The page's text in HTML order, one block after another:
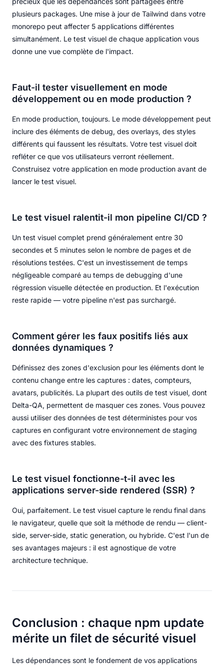
plusieurs packages. Une mise à jour de Tailwind dans votre
monorepo peut affecter 5 applications différentes
simultanément. Le test visuel de chaque application vous
donne une vue complète de l'impact.
Faut-il tester visuellement en mode
développement ou en mode production ?
En mode production, toujours. Le mode développement peut
inclure des éléments de debug, des overlays, des styles
différents qui faussent les résultats. Votre test visuel doit
refléter ce que vos utilisateurs verront réellement.
Construisez votre application en mode production avant de
lancer le test visuel.
Le test visuel ralentit-il mon pipeline CI/CD ?
Un test visuel complet prend généralement entre 30
secondes et 5 minutes selon le nombre de pages et de
résolutions testées. C'est un investissement de temps
négligeable comparé au temps de debugging d'une
régression visuelle détectée en production. Et l'exécution
reste rapide — votre pipeline n'est pas surchargé.
Comment gérer les faux positifs liés aux
données dynamiques ?
Définissez des zones d'exclusion pour les éléments dont le
contenu change entre les captures : dates, compteurs,
avatars, publicités. La plupart des outils de test visuel, dont
Delta-QA, permettent de masquer ces zones. Vous pouvez
aussi utiliser des données de test déterministes pour vos
captures en configurant votre environnement de staging
avec des fixtures stables.
Le test visuel fonctionne-t-il avec les
applications server-side rendered (SSR) ?
Oui, parfaitement. Le test visuel capture le rendu final dans
le navigateur, quelle que soit la méthode de rendu — client-
side, server-side, static generation, ou hybride. C'est l'un de
ses avantages majeurs : il est agnostique de votre
architecture technique.
Conclusion : chaque npm update
mérite un filet de sécurité visuel
Les dépendances sont le fondement de vos applications